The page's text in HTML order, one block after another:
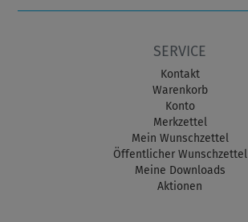
SERVICE
Kontakt
Warenkorb
Konto
Merkzettel
Mein Wunschzettel
Öffentlicher Wunschzettel
Meine Downloads
Aktionen